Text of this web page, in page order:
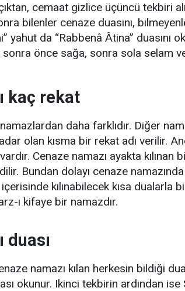
cemaat gizlice üçüncü tekbiri
bilenler cenaze duasını,
yahut da “Rabbenâ Ȃtina” duasını
önce sağa, sonra sola selam
kaç rekat
daha farklıdır. Diğer
olan kısma bir rekat adı verilir.
Cenaze namazı ayakta kılınan
Bundan dolayı cenaze
kılınabilecek kısa dualarla
ı kifaye bir namazdır.
duası
namazı kılan herkesin bildiği
okunur. Ikinci tekbirin ardından ise